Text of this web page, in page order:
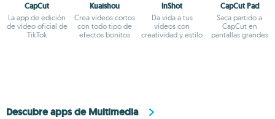
CapCut
La app de edición
de vídeo oficial de
TikTok
Kuaishou
Crea vídeos cortos
con todo tipo de
efectos bonitos
InShot
Da vida a tus
vídeos con
creatividad y estilo
CapCut Pad
Saca partido a
CapCut en
pantallas grandes
Descubre apps de Multimedia